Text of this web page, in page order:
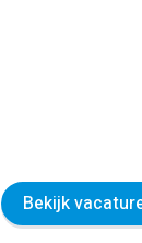
Bekijk